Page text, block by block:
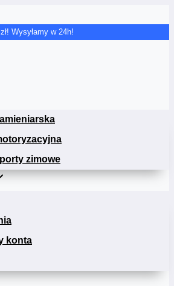
Wysyłamy w 24h!
zimowe
konta